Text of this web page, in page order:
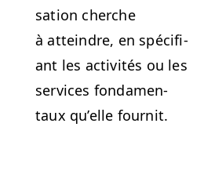
sa­tion cherche
à attein­dre, en spé­ci­fi­
ant les activ­ités ou les
ser­vices fon­da­men­
taux qu’elle fournit.